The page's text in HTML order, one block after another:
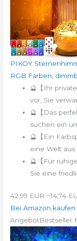
PIKOY
RGB Farben,
🔮【Ihr
vor, Sie
🔮【Das
suchen ein
🔮【Ein
eine Welt aus
🔮【Für
Sie eine
42,99 EUR −14,74
Bei Amazon kaufen
AngebotBestseller